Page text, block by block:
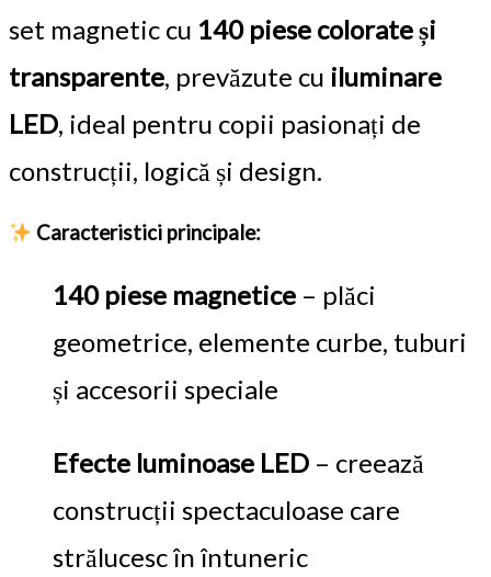
set magnetic cu 140 piese colorate și
transparente, prevăzute cu iluminare
LED, ideal pentru copii pasionați de
construcții, logică și design.
Caracteristici principale:
140 piese magnetice – plăci
geometrice, elemente curbe, tuburi
și accesorii speciale
Efecte luminoase LED – creează
construcții spectaculoase care
strălucesc în întuneric